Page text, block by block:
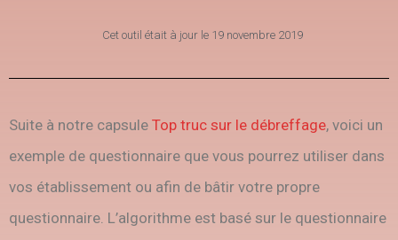
Cet outil était à jour le 19 novembre 2019
Suite à notre capsule Top truc sur le débreffage, voici un
exemple de questionnaire que vous pourrez utiliser dans
vos établissement ou afin de bâtir votre propre
questionnaire. L’algorithme est basé sur le questionnaire